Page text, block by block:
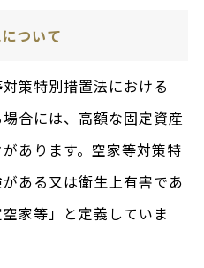
ついて
策特別措置法における
合には、高額な固定資産
あります。空家等対策特
ある又は衛生上有害であ
家等」と定義していま